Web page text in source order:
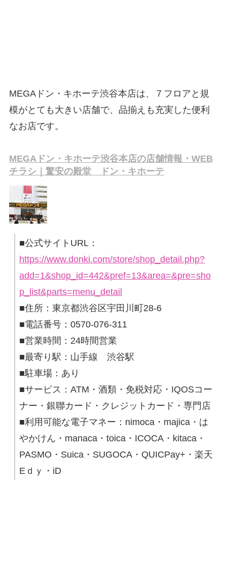
MEGAドン・キホーテ渋谷本店は、７フロアと規
模がとても大きい店舗で、品揃えも充実した便利
なお店です。
MEGAドン・キホーテ渋谷本店の店舗情報・WEB
チラシ｜驚安の殿堂 ドン・キホーテ
■公式サイトURL：
https://www.donki.com/store/shop_detail.php?
add=1&shop_id=442&pref=13&area=&pre=sho
p_list&parts=menu_detail
■住所：東京都渋谷区宇田川町28-6
■電話番号：0570-076-311
■営業時間：24時間営業
■最寄り駅：山手線 渋谷駅
■駐車場：あり
■サービス：ATM・酒類・免税対応・IQOSコー
ナー・銀聯カード・クレジットカード・専門店
■利用可能な電子マネー：nimoca・majica・は
やかけん・manaca・toica・ICOCA・kitaca・
PASMO・Suica・SUGOCA・QUICPay+・楽天
Eｄｙ・iD